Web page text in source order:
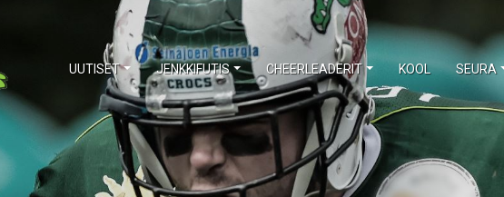
UUTISET JENKKIFUTIS CHEERLEADERIT KOOL SEURA